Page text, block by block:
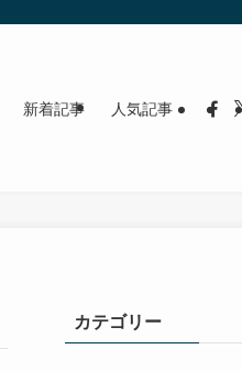
新着記事 人気記事
カテゴリー